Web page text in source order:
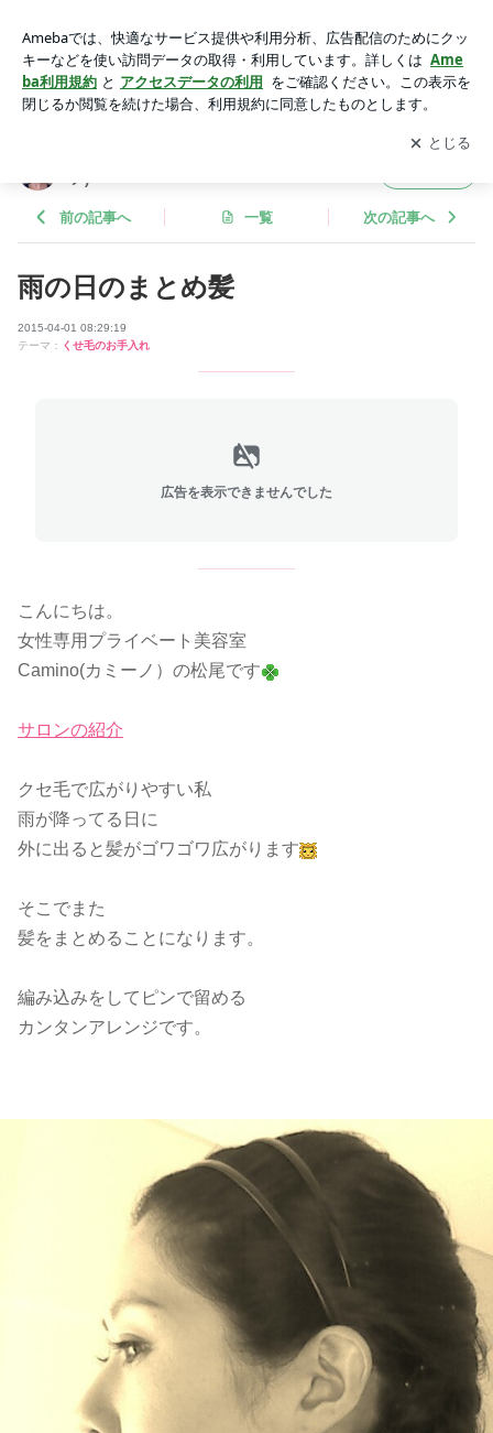
ーノ)
アプリをダウンロードして ブログの更新通知
を受け取りまし
ょう。
開く
ノ)
前の記事へ 一覧 次の記事へ
雨の日のまとめ髪
2015-04-01 08:29:19
テーマ： くせ毛のお手入れ
広告を表示できませんでした
こんにちは。
女性専用プライベート美容室
Camino(カミーノ）の松尾です
サロンの紹介
クセ毛で広がりやすい私
雨が降ってる日に
外に出ると髪がゴワゴワ広がります
そこでまた
髪をまとめることになります。
編み込みをしてピンで留める
カンタンアレンジです。